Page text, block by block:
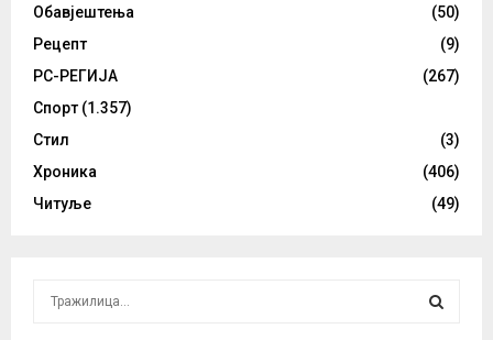
Обавјештења
(50)
Рецепт
(9)
РС-РЕГИЈА
(267)
Спорт (1.357)
Стил
(3)
Хроника
(406)
Читуље
(49)